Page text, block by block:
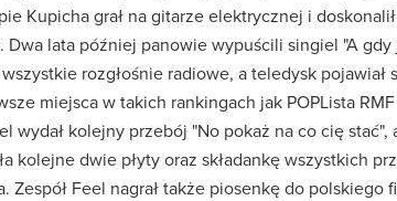
Kupicha grał na gitarze elektrycznej i
Dwa lata później panowie wypuścili singiel "A
rozgłośnie radiowe, a teledysk
miejsca w takich rankingach jak POPLista
wydał kolejny przebój "No pokaż na co cię
kolejne dwie płyty oraz składankę wszystkich
Feel nagrał także piosenkę do polskiego